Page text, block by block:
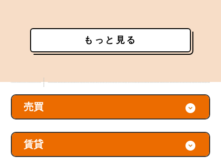
もっと見る
売買
賃貸